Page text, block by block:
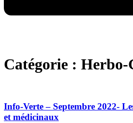
Catégorie : Herbo-
Info-Verte – Septembre 2022-
et médicinaux